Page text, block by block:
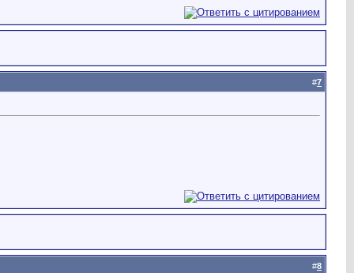
#7
#8